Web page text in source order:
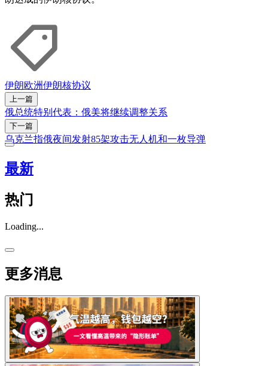
伊朗欧洲伊朗核协议
上一篇
俄总统特别代表：俄美将继续调整关系
下一篇
乌克兰指俄夜间发射85架攻击无人机和一枚导弹
最新
热门
Loading...
更多消息